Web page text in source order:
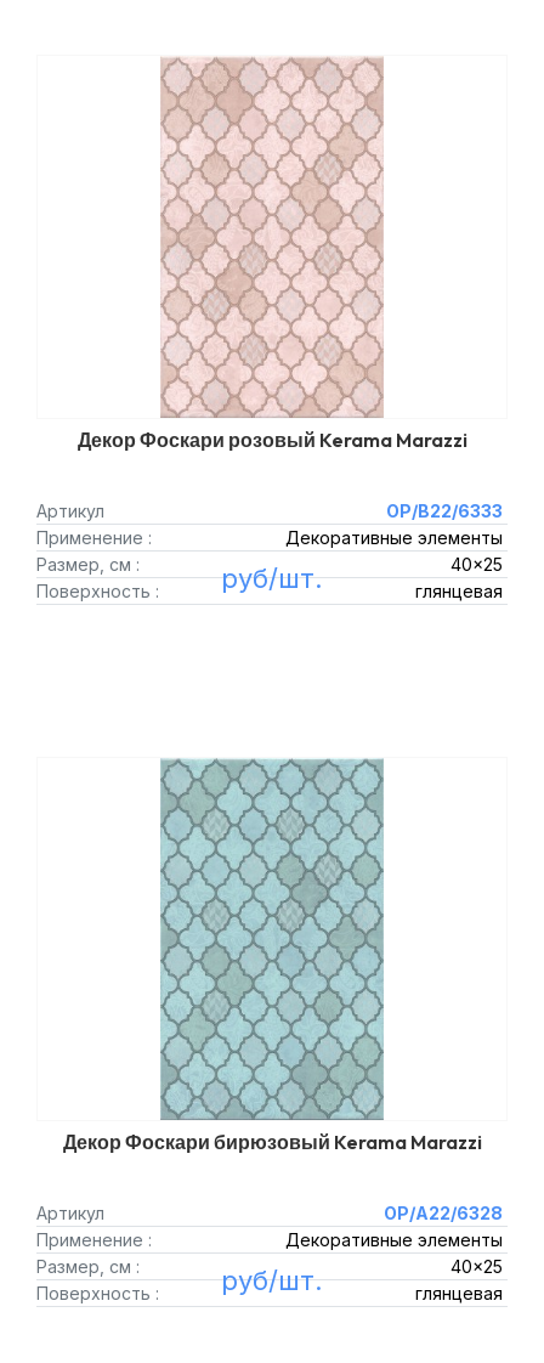
Декор Фоскари розовый Kerama Marazzi
Артикул
OP/B22/6333
Применение :
Декоративные элементы
Размер, см :
40x25
Поверхность :
глянцевая
руб/шт.
Декор Фоскари бирюзовый Kerama Marazzi
Артикул
OP/A22/6328
Применение :
Декоративные элементы
Размер, см :
40x25
Поверхность :
глянцевая
руб/шт.